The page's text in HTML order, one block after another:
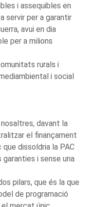
i assequibles en
servir per a garantir
avui en dia
per a milions
rurals i
i social
davant la
el finançament
que dissoldria la PAC
garanties i sense una
pilars, que és la que
de programació